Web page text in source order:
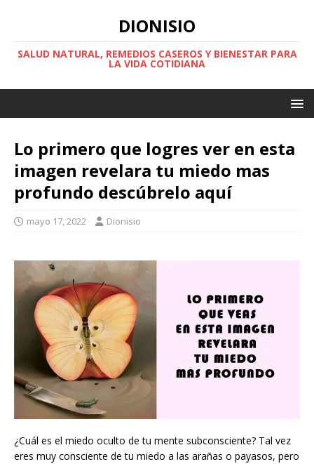
DIONISIO
SALUD NATURAL, REMEDIOS CASEROS Y BIENESTAR PARA
LA VIDA COTIDIANA
Lo primero que logres ver en esta
imagen revelara tu miedo mas
profundo descúbrelo aquí
mayo 17, 2022 Dionisio
¿Cuál es el miedo oculto de tu mente subconsciente? Tal vez
eres muy consciente de tu miedo a las arañas o payasos, pero